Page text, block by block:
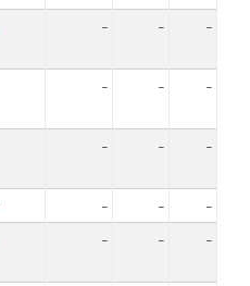
- - -
- - -
- - -
- -
-
- - -